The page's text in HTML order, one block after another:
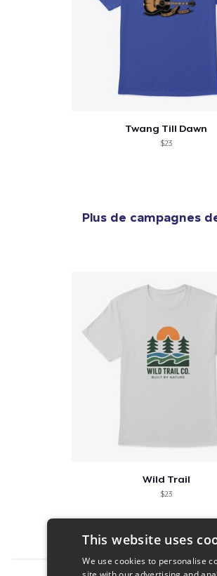
Twang Till Dawn
$23
Plus de campagnes
Wild Trail
$23
This website uses
We use cookies to personalise